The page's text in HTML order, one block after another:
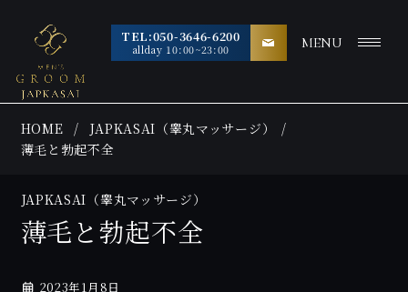
TEL:050-3646-6200
allday 10:00~23:00 MENU
HOME
JAPKASAI（睾丸マッサージ）
薄毛と勃起不全
JAPKASAI（睾丸マッサージ）
薄毛と勃起不全
2023年1月8日